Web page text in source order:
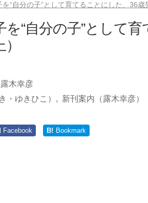
“自分の子”として育てることにした、36歳
を“自分の子”として
木幸彦
・ゆきひこ）
新刊案内（露木幸彦）
Facebook B! Bookmark